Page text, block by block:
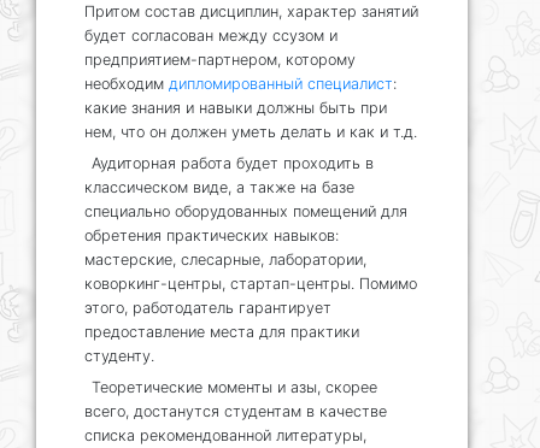
Притом состав дисциплин, характер занятий
будет согласован между ссузом и
предприятием-партнером, которому
необходим дипломированный специалист:
какие знания и навыки должны быть при
нем, что он должен уметь делать и как и т.д.
Аудиторная работа будет проходить в
классическом виде, а также на базе
специально оборудованных помещений для
обретения практических навыков:
мастерские, слесарные, лаборатории,
коворкинг-центры, стартап-центры. Помимо
этого, работодатель гарантирует
предоставление места для практики
студенту.
Теоретические моменты и азы, скорее
всего, достанутся студентам в качестве
списка рекомендованной литературы,